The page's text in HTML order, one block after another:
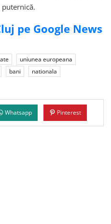
pe Google News
uniunea europeana
bani nationala
Whatsapp Pinterest